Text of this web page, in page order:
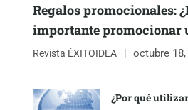
Regalos promocionales:
importante promocionar
Revista ÉXITOIDEA octubre 18,
¿Por qué